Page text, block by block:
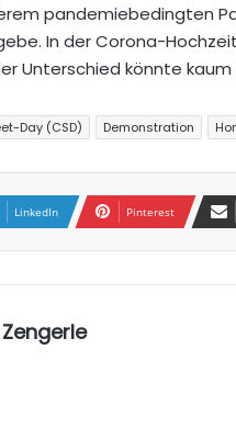
pandemiebedingten
In der Corona-
Unterschied könnte
Day (CSD) Demonstration
LinkedIn Pinterest